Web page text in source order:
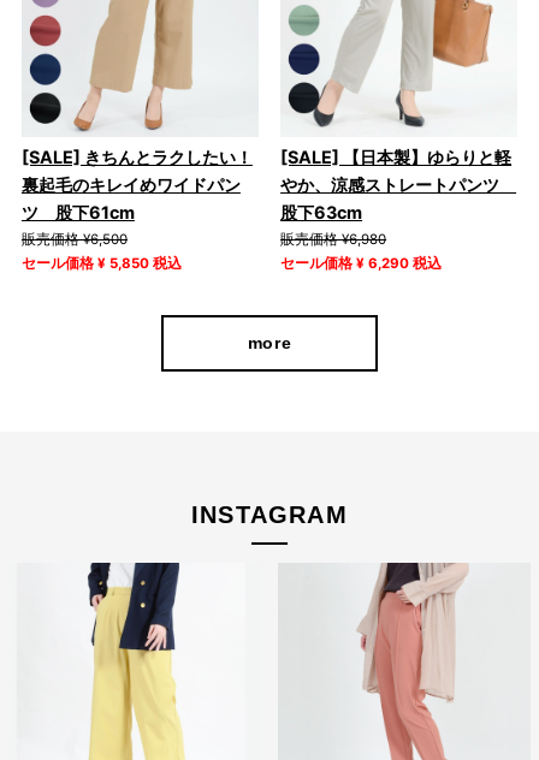
[SALE] きちんとラクしたい！
裏起毛のキレイめワイドパン
ツ 股下61cm
販売価格 ¥6,500
セール価格 ¥ 5,850 税込
[SALE] 【日本製】ゆらりと軽
やか、涼感ストレートパンツ
股下63cm
販売価格 ¥6,980
セール価格 ¥ 6,290 税込
more
INSTAGRAM